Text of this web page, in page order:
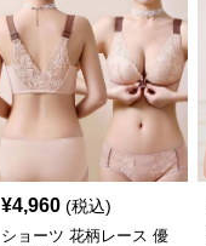
¥4,960 (税込)
ショーツ 花柄レース 優